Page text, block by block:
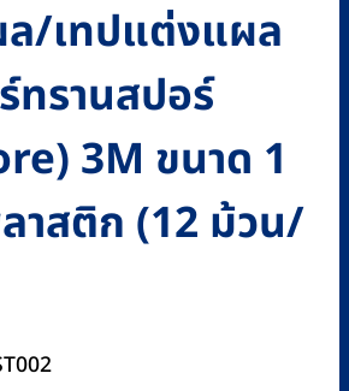
/เทปแต่งแผล
ทรานสปอร์
3M ขนาด 1
าสติก (12 ม้วน/